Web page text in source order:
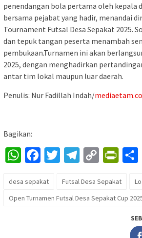
penendangan bola pertama oleh kepala
bersama pejabat yang hadir, menandai
Tournament Futsal Desa Sepakat 2025.
dan tepuk tangan peserta menambah
pembukaan.Turnamen ini akan
2025, dengan menghadirkan
antar tim lokal maupun luar daerah.
Penulis: Nur Fadillah Indah/
Bagikan:
WhatsApp
Facebook
Twitter
Telegram
Copy
desa sepakat Futsal Desa Sepakat
Open Turnamen Futsal Desa Sepakat Cup